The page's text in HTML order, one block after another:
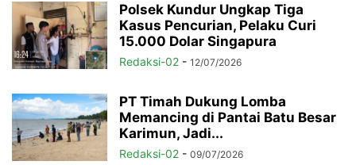
Polsek Kundur Ungkap Tiga
Kasus Pencurian, Pelaku Curi
15.000 Dolar Singapura
Redaksi-02 - 12/07/2026
PT Timah Dukung Lomba
Memancing di Pantai Batu Besar
Karimun, Jadi...
Redaksi-02 - 09/07/2026